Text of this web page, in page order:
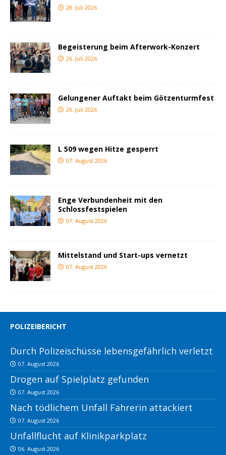
28. Juli 2026
Begeisterung beim Afterwork-Konzert
26. Juli 2026
Gelungener Auftakt beim Götzenturmfest
26. Juli 2026
L 509 wegen Hitze gesperrt
07. August 2026
Enge Verbundenheit mit den
Schlossfestspielen
07. August 2026
Mittelstand und Start-ups vernetzt
07. August 2026
POLIZEIBERICHT
Durch Polizeischüsse lebensgefährlich verletzt
07. August 2026
Drogen auf Spielplatz gefunden
07. August 2026
Nach tödlichem Unfall Fahrerin attackiert
07. August 2026
Unfallflucht auf Klinikparkplatz
06. August 2026